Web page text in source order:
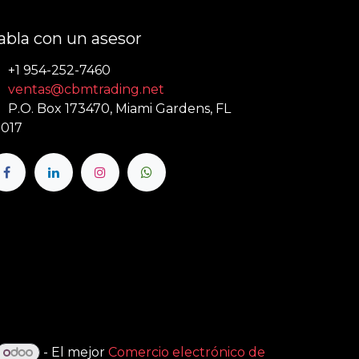
con un asesor
+1 954-252-7460
ventas@cbmtrading.net
P.O. Box 173470, Miami Gardens, FL
- El mejor Comercio electrónico de